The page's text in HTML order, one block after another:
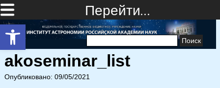
Открыть панель инструментов
Перейти…
Найти:
akoseminar_list
Опубликовано: 09/05/2021